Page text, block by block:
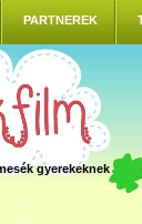
PARTNEREK
gyerekeknek